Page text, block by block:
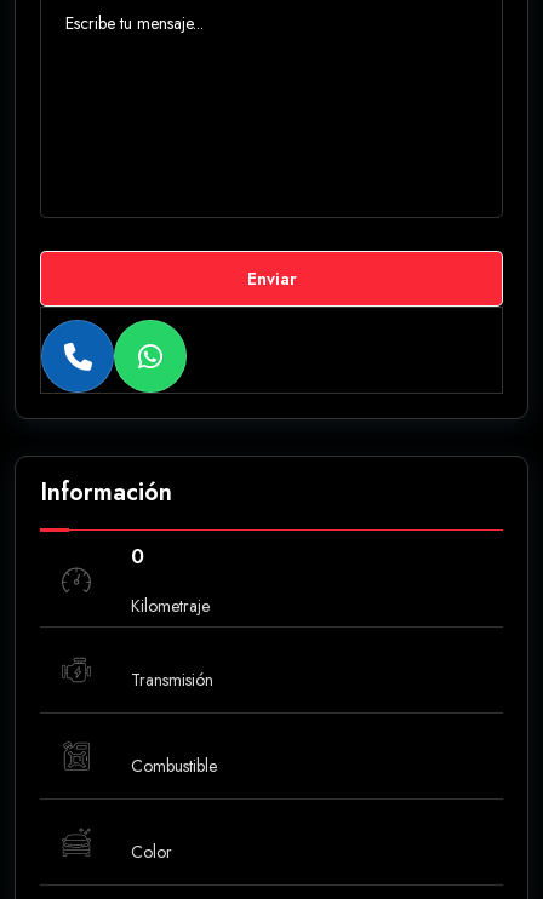
Enviar
Información
0
Kilometraje
Transmisión
Combustible
Color